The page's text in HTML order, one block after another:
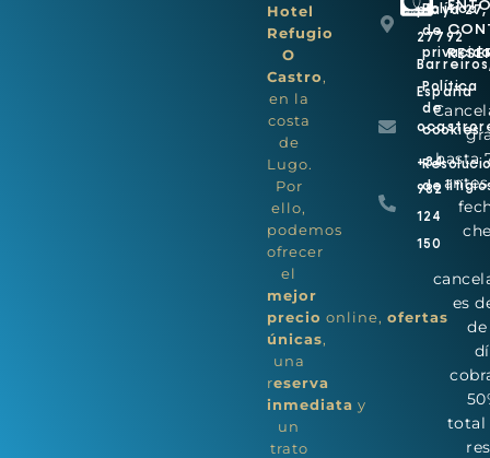
Hotel
Refugio
O
Castro,
en la
costa
de
Lugo.
Por
ello,
podemos
ofrecer
el
mejor
precio online,ofertas
únicas,
una
reserva
inmediata y
un
trato
playa 27,
27792
España
+34
982
124
150
Política
de
Política
de
cookies
de
hasta
es
total